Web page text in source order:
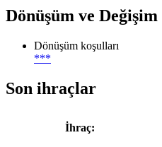
Dönüşüm ve Değişim
Dönüşüm koşulları
***
Son ihraçlar
İhraç: